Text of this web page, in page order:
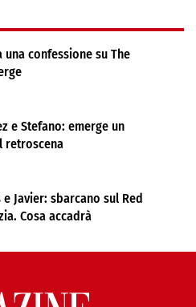
una confessione su The
e Stefano: emerge un
retroscena
Javier: sbarcano sul Red
Cosa accadrà